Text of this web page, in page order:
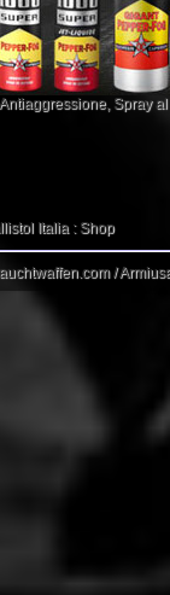
, Spray
Italia : Shop
/